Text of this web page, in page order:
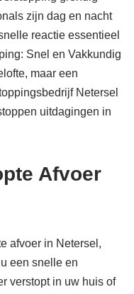
zijn dag en nacht
reactie essentieel
Snel en Vakkundig
maar een
Netersel
uitdagingen in
Afvoer
afvoer in Netersel,
een snelle en
verstopt in uw huis of